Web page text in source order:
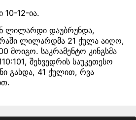
10-12-ია.
ლილარდი დაუბრუნდა,
ლილარდმა 21 ქულა აიღო,
მოიგო. საკრამენტო კინგსმა
შეხვედრის საუკეთესო
გახდა, 41 ქულით, რვა